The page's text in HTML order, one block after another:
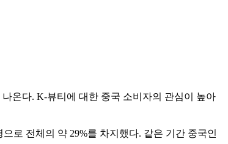
온다. K-뷰티에 대한 중국 소비자의 관심이 높아
로 전체의 약 29%를 차지했다. 같은 기간 중국인